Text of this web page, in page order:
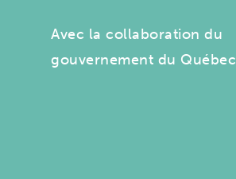
Avec la collaboration du
gouvernement du Québec